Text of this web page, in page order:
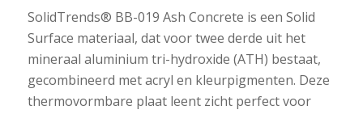
SolidTrends® BB-019 Ash Concrete is een Solid
Surface materiaal, dat voor twee derde uit het
mineraal aluminium tri-hydroxide (ATH) bestaat,
gecombineerd met acryl en kleurpigmenten. Deze
thermovormbare plaat leent zicht perfect voor